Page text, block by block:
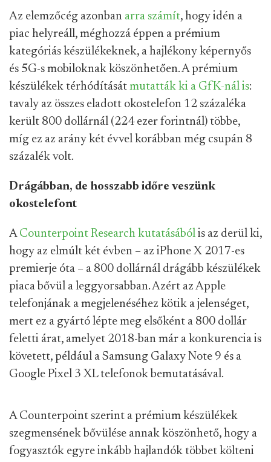
Az elemzőcég azonban arra számít, hogy idén a
piac helyreáll, méghozzá éppen a prémium
kategóriás készülékeknek, a hajlékony képernyős
és 5G-s mobiloknak köszönhetően. A prémium
készülékek térhódítását mutatták ki a GfK-nál is:
tavaly az összes eladott okostelefon 12 százaléka
került 800 dollárnál (224 ezer forintnál) többe,
míg ez az arány két évvel korábban még csupán 8
százalék volt.
Drágábban, de hosszabb időre veszünk
okostelefont
A Counterpoint Research kutatásából is az derül ki,
hogy az elmúlt két évben – az iPhone X 2017-es
premierje óta – a 800 dollárnál drágább készülékek
piaca bővül a leggyorsabban. Azért az Apple
telefonjának a megjelenéséhez kötik a jelenséget,
mert ez a gyártó lépte meg elsőként a 800 dollár
feletti árat, amelyet 2018-ban már a konkurencia is
követett, például a Samsung Galaxy Note 9 és a
Google Pixel 3 XL telefonok bemutatásával.
A Counterpoint szerint a prémium készülékek
szegmensének bővülése annak köszönhető, hogy a
fogyasztók egyre inkább hajlandók többet költeni